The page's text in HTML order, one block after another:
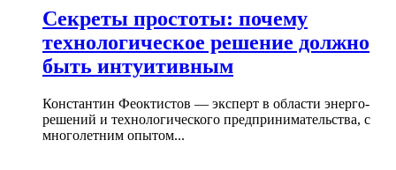
Секреты простоты: почему
технологическое решение должно
быть интуитивным
Константин Феоктистов — эксперт в области энерго-
решений и технологического предпринимательства, с
многолетним опытом...